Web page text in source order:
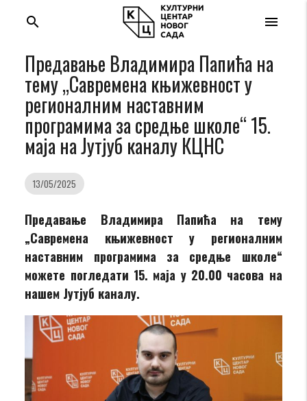
menu
search
Предавање Владимира Папића на
тему „Савремена књижевност у
регионалним наставним
програмима за средње школе“ 15.
маја на Јутјуб каналу КЦНС
13/05/2025
Предавање Владимира Папића на тему
„Савремена књижевност у регионалним
наставним програмима за средње школе“
можете погледати 15. маја у 20.00 часова на
нашем Јутјуб каналу.